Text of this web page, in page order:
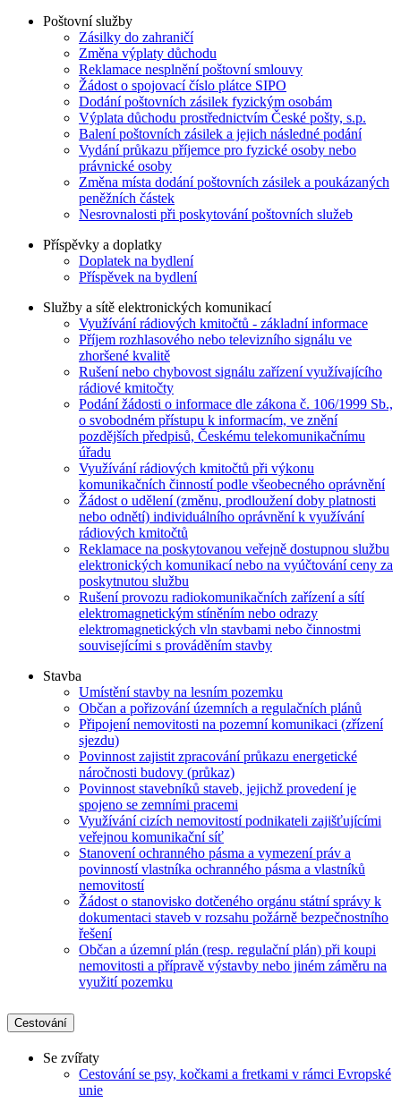
Poštovní služby
Zásilky do zahraničí
Změna výplaty důchodu
Reklamace nesplnění poštovní smlouvy
Žádost o spojovací číslo plátce SIPO
Dodání poštovních zásilek fyzickým osobám
Výplata důchodu prostřednictvím České pošty, s.p.
Balení poštovních zásilek a jejich následné podání
Vydání průkazu příjemce pro fyzické osoby nebo
právnické osoby
Změna místa dodání poštovních zásilek a poukázaných
peněžních částek
Nesrovnalosti při poskytování poštovních služeb
Příspěvky a doplatky
Doplatek na bydlení
Příspěvek na bydlení
Služby a sítě elektronických komunikací
Využívání rádiových kmitočtů - základní informace
Příjem rozhlasového nebo televizního signálu ve
zhoršené kvalitě
Rušení nebo chybovost signálu zařízení využívajícího
rádiové kmitočty
Podání žádosti o informace dle zákona č. 106/1999 Sb.,
o svobodném přístupu k informacím, ve znění
pozdějších předpisů, Českému telekomunikačnímu
úřadu
Využívání rádiových kmitočtů při výkonu
komunikačních činností podle všeobecného oprávnění
Žádost o udělení (změnu, prodloužení doby platnosti
nebo odnětí) individuálního oprávnění k využívání
rádiových kmitočtů
Reklamace na poskytovanou veřejně dostupnou službu
elektronických komunikací nebo na vyúčtování ceny za
poskytnutou službu
Rušení provozu radiokomunikačních zařízení a sítí
elektromagnetickým stíněním nebo odrazy
elektromagnetických vln stavbami nebo činnostmi
souvisejícími s prováděním stavby
Stavba
Umístění stavby na lesním pozemku
Občan a pořizování územních a regulačních plánů
Připojení nemovitosti na pozemní komunikaci (zřízení
sjezdu)
Povinnost zajistit zpracování průkazu energetické
náročnosti budovy (průkaz)
Povinnost stavebníků staveb, jejichž provedení je
spojeno se zemními pracemi
Využívání cizích nemovitostí podnikateli zajišťujícími
veřejnou komunikační síť
Stanovení ochranného pásma a vymezení práv a
povinností vlastníka ochranného pásma a vlastníků
nemovitostí
Žádost o stanovisko dotčeného orgánu státní správy k
dokumentaci staveb v rozsahu požárně bezpečnostního
řešení
Občan a územní plán (resp. regulační plán) při koupi
nemovitosti a přípravě výstavby nebo jiném záměru na
využití pozemku
Cestování
Se zvířaty
Cestování se psy, kočkami a fretkami v rámci Evropské
unie